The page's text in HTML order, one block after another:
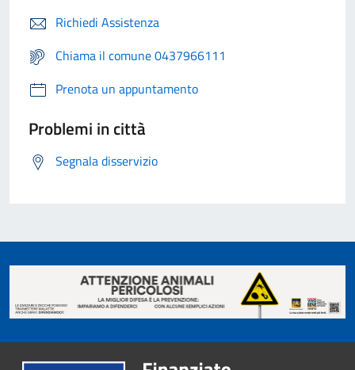
Richiedi Assistenza
Chiama il comune 0437966111
Prenota un appuntamento
Problemi in città
Segnala disservizio